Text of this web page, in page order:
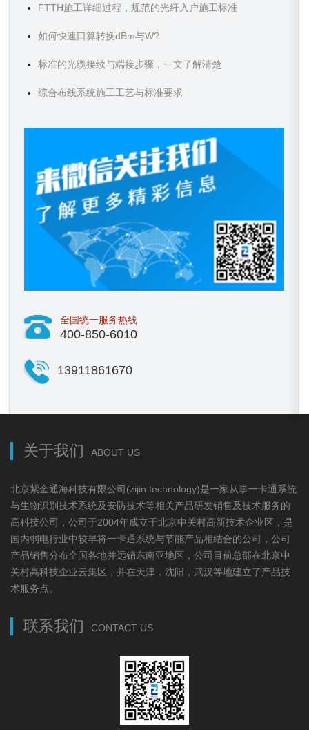
FTTH施工详细过程，规范的光纤入户施工标准
如何快速口算转换dBm与W?
标准的光缆接续与端接步骤，一文了解清楚
综合布线系统施工工艺与标准要求
全国统一服务热线
400-850-6010
13911861670
关于我们 ABOUT US
北京紫金通海科技有限公司(zijin technology)是一家从事一卡通系统
与生物识别技术系统及安防技术等相关产品研发销售及技术服务的
高科技公司，公司于2004年成立于北京中关村高新技术企业区，是
国内弱电行业中较早将一卡通系统与节能产品相结合的公司，公司
产品销售分布全国各地并远销东南亚地区，公司目前总部在北京中
关村高科技企业云集区，并在天津，沈阳，武汉等地建立了产品技
术服务点。
联系我们 CONTACT US